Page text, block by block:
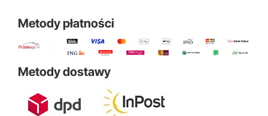
Metody płatności
Metody dostawy